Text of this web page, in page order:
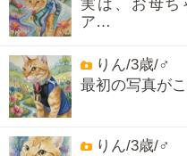
実は、お母ち
ア…
りん/3歳/♂
最初の写真が
りん/3歳/♂